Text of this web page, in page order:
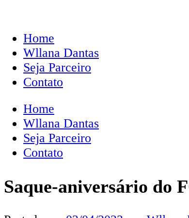
Home
Wllana Dantas
Seja Parceiro
Contato
Home
Wllana Dantas
Seja Parceiro
Contato
Saque-aniversário do